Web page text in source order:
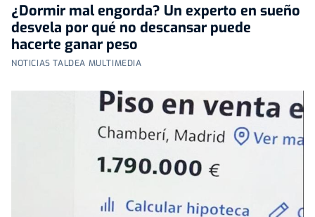
¿Dormir mal engorda? Un experto en sueño
desvela por qué no descansar puede
hacerte ganar peso
NOTICIAS TALDEA MULTIMEDIA